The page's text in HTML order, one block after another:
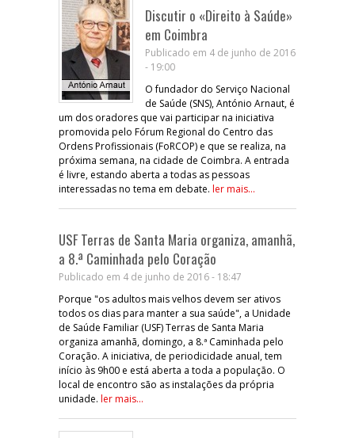
Discutir o «Direito à Saúde»
em Coimbra
Publicado em 4 de junho de 2016
- 19:00
O fundador do Serviço Nacional
de Saúde (SNS), António Arnaut, é
um dos oradores que vai participar na iniciativa
promovida pelo Fórum Regional do Centro das
Ordens Profissionais (FoRCOP) e que se realiza, na
próxima semana, na cidade de Coimbra. A entrada
é livre, estando aberta a todas as pessoas
interessadas no tema em debate. ler mais...
USF Terras de Santa Maria organiza, amanhã,
a 8.ª Caminhada pelo Coração
Publicado em 4 de junho de 2016 - 18:47
Porque "os adultos mais velhos devem ser ativos
todos os dias para manter a sua saúde", a Unidade
de Saúde Familiar (USF) Terras de Santa Maria
organiza amanhã, domingo, a 8.ª Caminhada pelo
Coração. A iniciativa, de periodicidade anual, tem
início às 9h00 e está aberta a toda a população. O
local de encontro são as instalações da própria
unidade. ler mais...